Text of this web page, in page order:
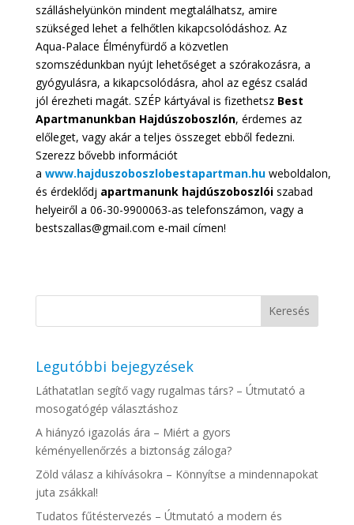
szálláshelyünkön mindent megtalálhatsz, amire
szükséged lehet a felhőtlen kikapcsolódáshoz. Az
Aqua-Palace Élményfürdő a közvetlen
szomszédunkban nyújt lehetőséget a szórakozásra, a
gyógyulásra, a kikapcsolódásra, ahol az egész család
jól érezheti magát. SZÉP kártyával is fizethetsz Best
Apartmanunkban Hajdúszoboszlón, érdemes az
előleget, vagy akár a teljes összeget ebből fedezni.
Szerezz bővebb információt
a www.hajduszoboszlobestapartman.hu weboldalon,
és érdeklődj apartmanunk hajdúszoboszlóiszabad
helyeiről a 06-30-9900063-as telefonszámon, vagy a
bestszallas@gmail.com e-mail címen!
Legutóbbi bejegyzések
Láthatatlan segítő vagy rugalmas társ? – Útmutató a
mosogatógép választáshoz
A hiányzó igazolás ára – Miért a gyors
kéményellenőrzés a biztonság záloga?
Zöld válasz a kihívásokra – Könnyítse a mindennapokat
juta zsákkal!
Tudatos fűtéstervezés – Útmutató a modern és